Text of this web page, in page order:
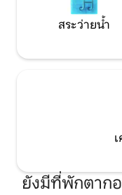
สระว่ายน้ำ
ยังมีที่พักตากอ